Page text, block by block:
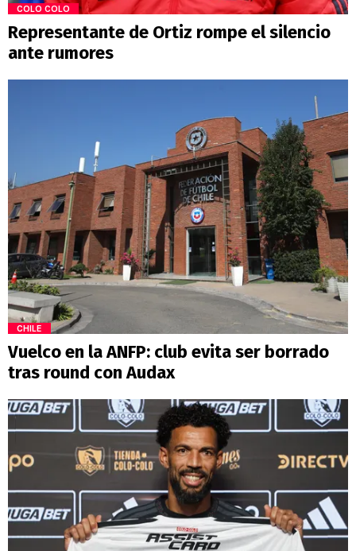
COLO COLO
Representante de Ortiz rompe el silencio
ante rumores
CHILE
Vuelco en la ANFP: club evita ser borrado
tras round con Audax